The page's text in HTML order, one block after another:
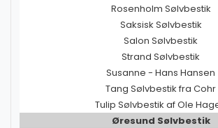
Rosenholm Sølvbestik
Saksisk Sølvbestik
Salon Sølvbestik
Strand Sølvbestik
Susanne - Hans Hansen
Tang Sølvbestik fra Cohr
Tulip Sølvbestik af Ole
Øresund Sølvbestik